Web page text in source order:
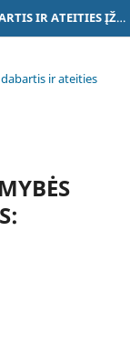
STUDIJOS – VERSLAS – VISUOMENĖ: DABARTIS IR ATEITIES ĮŽVALGOS
ir ateities